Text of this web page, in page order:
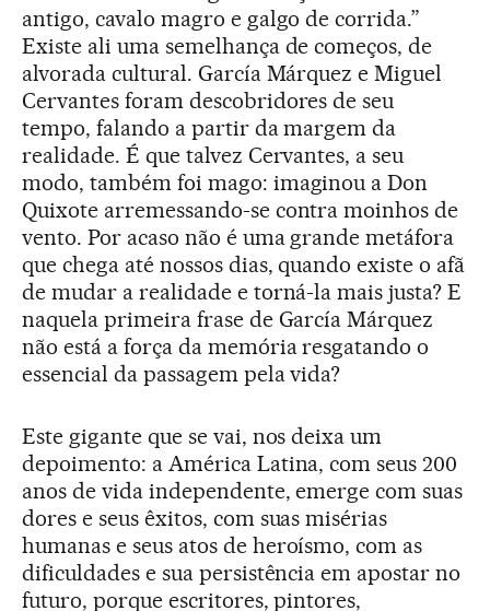
antigo, cavalo magro e galgo de corrida.”
Existe ali uma semelhança de começos, de
alvorada cultural. García Márquez e Miguel
Cervantes foram descobridores de seu
tempo, falando a partir da margem da
realidade. É que talvez Cervantes, a seu
modo, também foi mago: imaginou a Don
Quixote arremessando-se contra moinhos de
vento. Por acaso não é uma grande metáfora
que chega até nossos dias, quando existe o afã
de mudar a realidade e torná-la mais justa? E
naquela primeira frase de García Márquez
não está a força da memória resgatando o
essencial da passagem pela vida?
Este gigante que se vai, nos deixa um
depoimento: a América Latina, com seus 200
anos de vida independente, emerge com suas
dores e seus êxitos, com suas misérias
humanas e seus atos de heroísmo, com as
dificuldades e sua persistência em apostar no
futuro, porque escritores, pintores,